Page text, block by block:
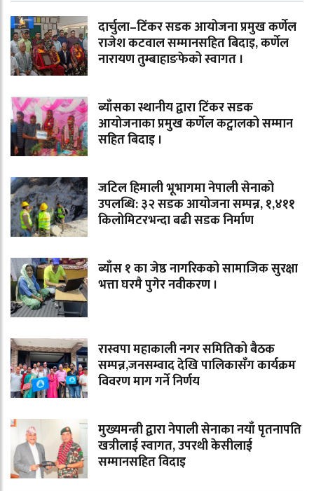
दार्चुला–टिंकर सडक आयोजना प्रमुख कर्णेल
राजेश कटवाल सम्मानसहित बिदाइ, कर्णेल
नारायण तुम्बाहाङफेको स्वागत ।
ब्याँसका स्थानीय द्वारा टिंकर सडक
आयोजनाका प्रमुख कर्णेल कट्वालको सम्मान
सहित बिदाइ ।
जटिल हिमाली भूभागमा नेपाली सेनाको
उपलब्धि: ३२ सडक आयोजना सम्पन्न, १,४११
किलोमिटरभन्दा बढी सडक निर्माण
ब्याँस १ का जेष्ठ नागरिकको सामाजिक सुरक्षा
भत्ता घरमै पुगेर नवीकरण ।
रास्वपा महाकाली नगर समितिको बैठक
सम्पन्न,जनसम्वाद देखि पालिकासँग कार्यक्रम
विवरण माग गर्ने निर्णय
मुख्यमन्त्री द्वारा नेपाली सेनाका नयाँ पृतनापति
खत्रीलाई स्वागत, उपरथी केसीलाई
सम्मानसहित विदाइ